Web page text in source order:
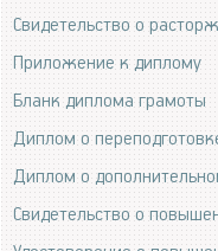
Свидетельство о
Приложение к диплому
Бланк диплома грамоты
Диплом о
Диплом о
Свидетельство о